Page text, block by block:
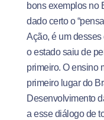
bons exemplos no
dado certo o
Ação, é um
o estado saiu de
primeiro. O ensino
primeiro lugar do
Desenvolvimento
a esse diálogo de